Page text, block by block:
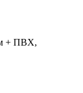
+ ПВХ,